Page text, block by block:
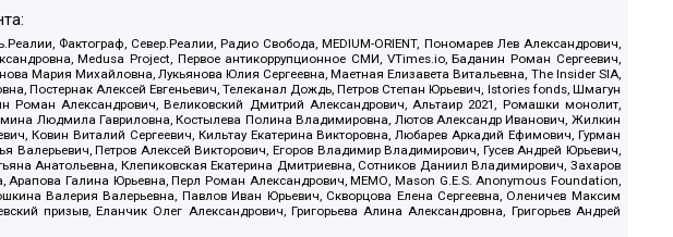
Фактограф, Север.Реалии, Радио Свобода, MEDIUM-ORIENT, Пономарев Лев Александрович,
Medusa Project, Первое антикоррупционное СМИ, VTimes.io, Баданин Роман Сергеевич,
Мария Михайловна, Лукьянова Юлия Сергеевна, Маетная Елизавета Витальевна, The Insider SIA,
Постернак Алексей Евгеньевич, Телеканал Дождь, Петров Степан Юрьевич, Istories fonds, Шмагун
Александрович, Великовский Дмитрий Александрович, Альтаир 2021, Ромашки монолит,
Людмила Гавриловна, Костылева Полина Владимировна, Лютов Александр Иванович, Жилкин
Ковин Виталий Сергеевич, Кильтау Екатерина Викторовна, Любарев Аркадий Ефимович, Гурман
Петров Алексей Викторович, Егоров Владимир Владимирович, Гусев Андрей Юрьевич,
Анатольевна, Клепиковская Екатерина Дмитриевна, Сотников Даниил Владимирович, Захаров
Арапова Галина Юрьевна, Перл Роман Александрович, МЕМО, Mason G.E.S. Anonymous Foundation,
Валерия Валерьевна, Павлов Иван Юрьевич, Скворцова Елена Сергеевна, Оленичев Максим
призыв, Еланчик Олег Александрович, Григорьева Алина Александровна, Григорьев Андрей